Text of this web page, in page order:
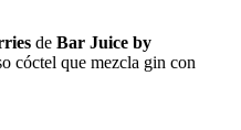
de Bar Juice by
cóctel que mezcla gin con